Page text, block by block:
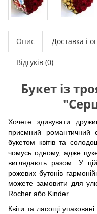
Опис Доставка і
Відгуків (0)
Букет із
Хочете здивувати
приємний
букетом квітів та
чомусь одному, адже
виглядають разом. У цій
рожевих бутонів
можете замовити для
Rocher або Kinder.
Квіти та ласощі